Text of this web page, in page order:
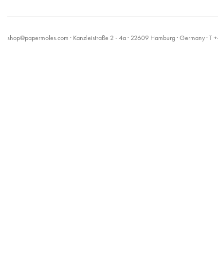
shop@papermoles.com · Kanzleistraße 2 - 4a · 22609 Hamburg · Germany ·